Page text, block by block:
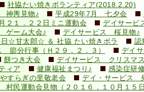
社協たい焼きボランティア(2018.2.20)
神輿見物♪
平成29年7月 七夕会
２１．２２日ミニ運動会
デイサービ
ゲーム大会♪
デイサービス 桜見物♪
日☆甘太郎☆ ＆ 社協 たい焼きボラ
認
節分行事（Ｈ２９．２．３）
デイ
餅つき大会 デイサービス クリスマ
ィア
健康福祉まつり♪ 感染症研
すらぎの里敬老会
デイ・サービス
民運動会見物（２０１６，１０月１５日